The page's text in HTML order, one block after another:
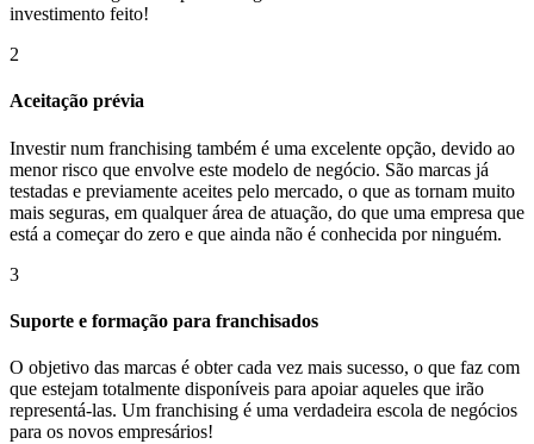
investimento feito!
2
Aceitação prévia
Investir num franchising também é uma excelente opção, devido ao
menor risco que envolve este modelo de negócio. São marcas já
testadas e previamente aceites pelo mercado, o que as tornam muito
mais seguras, em qualquer área de atuação, do que uma empresa que
está a começar do zero e que ainda não é conhecida por ninguém.
3
Suporte e formação para franchisados
O objetivo das marcas é obter cada vez mais sucesso, o que faz com
que estejam totalmente disponíveis para apoiar aqueles que irão
representá-las. Um franchising é uma verdadeira escola de negócios
para os novos empresários!